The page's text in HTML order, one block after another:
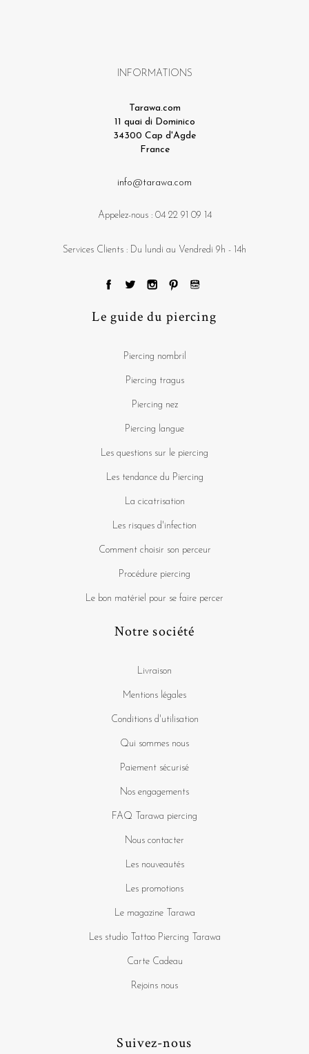
INFORMATIONS
Tarawa.com
11 quai di Dominico
34300 Cap d'Agde
France
info@tarawa.com
Appelez-nous : 04 22 91 09 14
Services Clients : Du lundi au Vendredi 9h - 14h
Le guide du piercing
Piercing nombril
Piercing tragus
Piercing nez
Piercing langue
Les questions sur le piercing
Les tendance du Piercing
La cicatrisation
Les risques d'infection
Comment choisir son perceur
Procédure piercing
Le bon matériel pour se faire percer
Notre société
Livraison
Mentions légales
Conditions d'utilisation
Qui sommes nous
Paiement sécurisé
Nos engagements
FAQ Tarawa piercing
Nous contacter
Les nouveautés
Les promotions
Le magazine Tarawa
Les studio Tattoo Piercing Tarawa
Carte Cadeau
Rejoins nous
Suivez-nous